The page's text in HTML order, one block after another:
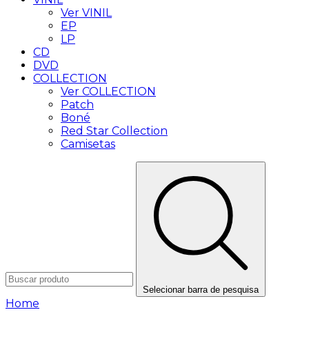
Ver VINIL
EP
LP
CD
DVD
COLLECTION
Ver COLLECTION
Patch
Boné
Red Star Collection
Camisetas
Selecionar barra de pesquisa
Home